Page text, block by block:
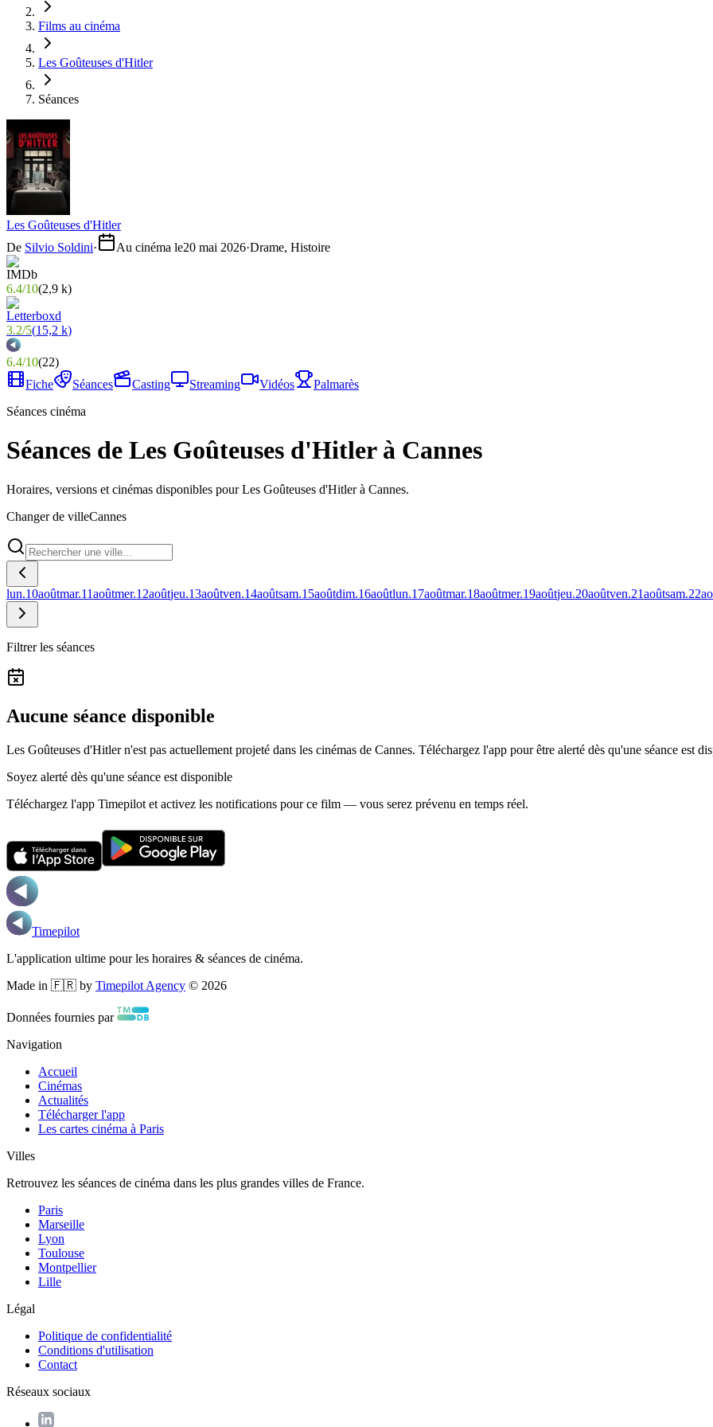
Films au cinéma
Les Goûteuses d'Hitler
Séances
Les Goûteuses d'Hitler
De Silvio Soldini· Au cinéma le20 mai 2026·Drame, Histoire
6.4/10(2,9 k)
3.2/5(15,2 k)
6.4/10(22)
Fiche
Séances Casting Streaming Vidéos
Palmarès
Séances cinéma
Séances de Les Goûteuses d'Hitler à Cannes
Horaires, versions et cinémas disponibles pour Les Goûteuses d'Hitler à Cannes.
Changer de villeCannes
lun.10aoûtmar.11aoûtmer.12aoûtjeu.13aoûtven.14aoûtsam.15aoûtdim.16aoûtlun.17aoûtmar.18aoûtmer.19aoûtjeu.20aoûtven.21aoûtsam.22
Filtrer les séances
Aucune séance disponible
Les Goûteuses d'Hitler n'est pas actuellement projeté dans les cinémas de Cannes. Téléchargez l'app pour être alerté dès qu'une séance est
Soyez alerté dès qu'une séance est disponible
Téléchargez l'app Timepilot et activez les notifications pour ce film — vous serez prévenu en temps réel.
Timepilot
L'application ultime pour les horaires & séances de cinéma.
Made in 🇫🇷 by Timepilot Agency © 2026
Données fournies par
Navigation
Accueil
Cinémas
Actualités
Télécharger l'app
Les cartes cinéma à Paris
Villes
Retrouvez les séances de cinéma dans les plus grandes villes de France.
Paris
Marseille
Lyon
Toulouse
Montpellier
Lille
Légal
Politique de confidentialité
Conditions d'utilisation
Contact
Réseaux sociaux